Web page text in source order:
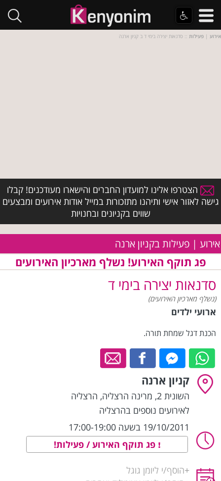
אירוע | פעילות :: סדנאות יצירה בימי ד ב קניון ארנה
הצטרפו אלינו למועדון החברים והישארו מעודכנים! קבלו
גישה לאזור אישי ותיהנו מתזכורות במייל אודות אירועים ומבצעים
שווים בקניונים ובחנויות
אירוע | פעילות בקניון ארנה
פג תוקף האירוע! נשלף מארכיון האירועים
סדנאות יצירה בימי ד
(נשלף מארכיון האירועים)
ארועי ילדים
הכנת דגל שמחת תורה.
קניון ארנה
השונית 2, מרינה הרצליה , הרצליה
לאירועים נוספים בהרצליה
19/10/2011 בשעה 17:00-19:00
פג תוקף האירוע / פעילות!
+הוסף/י ליומן גוגל